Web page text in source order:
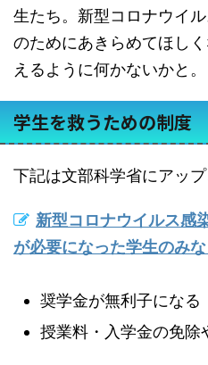
生たち。新型コロナウイ
のためにあきらめてほし
えるように何かないかと。
学生を救うための制度
下記は文部科学省にアップ
新型コロナウイルス感
が必要になった学生のみ
奨学金が無利子になる
授業料・入学金の免除